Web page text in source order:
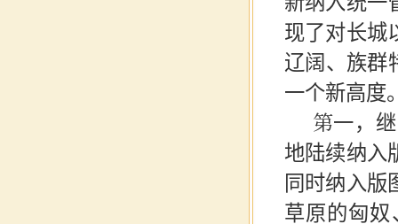
现了对长城
辽阔、族群
一个新高度
第一，
地陆续纳入
同时纳入版
草原的匈奴